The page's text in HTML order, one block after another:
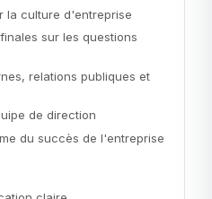
la culture d'entreprise
sur les questions
relations publiques et
de direction
du succès de l'entreprise